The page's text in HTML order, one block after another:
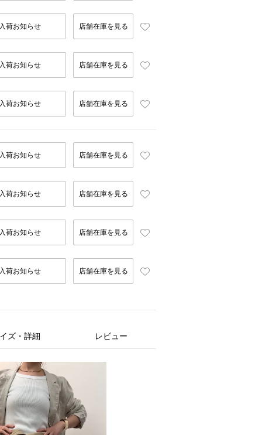
荷お知らせ 店舗在庫を見る
荷お知らせ 店舗在庫を見る
荷お知らせ 店舗在庫を見る
荷お知らせ 店舗在庫を見る
荷お知らせ 店舗在庫を見る
荷お知らせ 店舗在庫を見る
荷お知らせ 店舗在庫を見る
ズ・詳細 レビュー